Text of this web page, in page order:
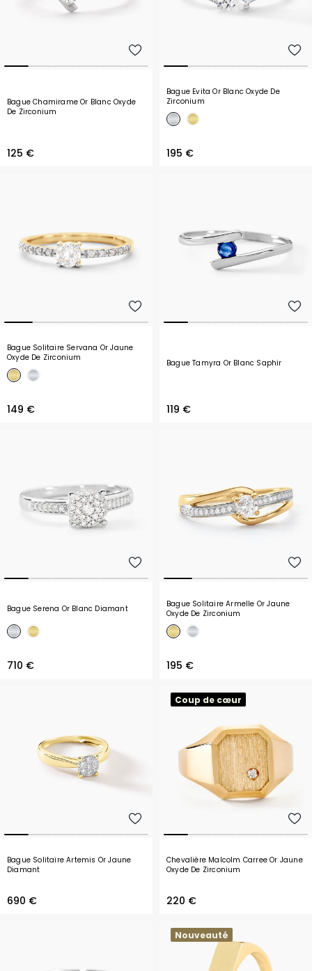
Bague Chamirame Or Blanc Oxyde
De Zirconium
125 €
Bague Evita Or Blanc Oxyde De
Zirconium
195 €
Bague Solitaire Servana Or Jaune
Oxyde De Zirconium
149 €
Bague Tamyra Or Blanc Saphir
119 €
Bague Serena Or Blanc Diamant
710 €
Bague Solitaire Armelle Or Jaune
Oxyde De Zirconium
195 €
Bague Solitaire Artemis Or Jaune
Diamant
690 €
Coup de cœur
Chevalière Malcolm Carree Or Jaune
Oxyde De Zirconium
220 €
Nouveauté